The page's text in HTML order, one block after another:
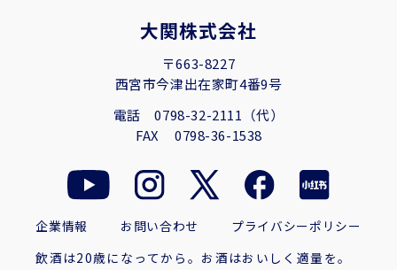
大関株式会社
〒663-8227
西宮市今津出在家町4番9号
電話0798-32-2111（代）
FAX 0798-36-1538
飲酒は20歳になってから。お酒はおいしく適量を。
企業情報 お問い合わせ プライバシーポリシー